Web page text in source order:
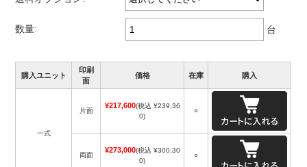
数量: 台
購入ユニット
印刷
面
価格 在庫 購入
一式
片面
¥217,600(税込 ¥239,36
0)
○
両面
¥273,000(税込 ¥300,30
0)
○